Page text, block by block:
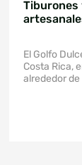
Tiburones
El Golfo
Costa Rica,
alrededor